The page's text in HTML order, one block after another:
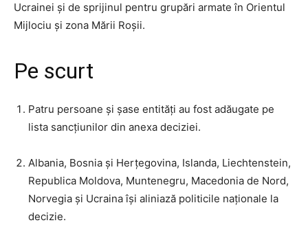
Ucrainei și de sprijinul pentru grupări armate în Orientul
Mijlociu și zona Mării Roșii.
Pe scurt
Patru persoane și șase entități au fost adăugate pe
lista sancțiunilor din anexa deciziei.
Albania, Bosnia și Herțegovina, Islanda, Liechtenstein,
Republica Moldova, Muntenegru, Macedonia de Nord,
Norvegia și Ucraina își aliniază politicile naționale la
decizie.